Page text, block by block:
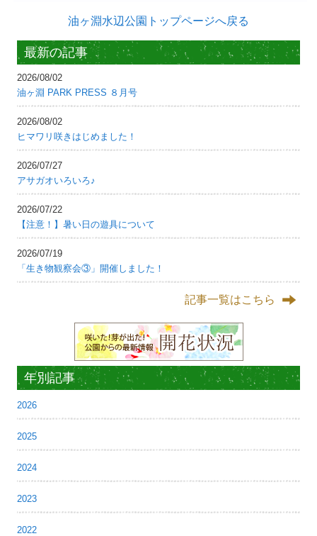
油ヶ淵水辺公園トップページへ戻る
最新の記事
2026/08/02
油ヶ淵 PARK PRESS ８月号
2026/08/02
ヒマワリ咲きはじめました！
2026/07/27
アサガオいろいろ♪
2026/07/22
【注意！】暑い日の遊具について
2026/07/19
「生き物観察会③」開催しました！
記事一覧はこちら
年別記事
2026
2025
2024
2023
2022